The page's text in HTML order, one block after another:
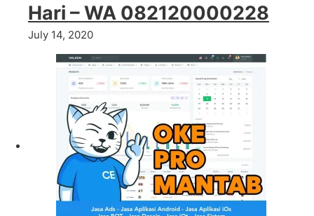
Hari – WA 082120000228
July 14, 2020